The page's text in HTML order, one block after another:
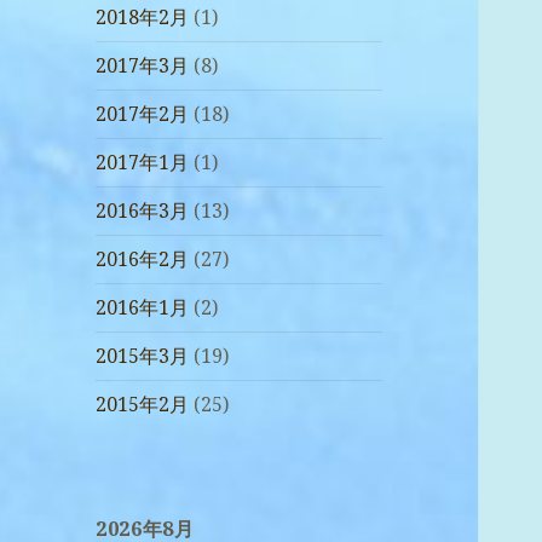
2018年2月 (1)
2017年3月 (8)
2017年2月 (18)
2017年1月 (1)
2016年3月 (13)
2016年2月 (27)
2016年1月 (2)
2015年3月 (19)
2015年2月 (25)
2026年8月